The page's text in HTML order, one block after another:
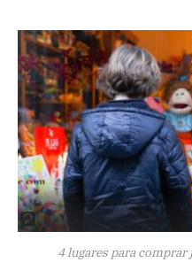
4 lugares para comprar